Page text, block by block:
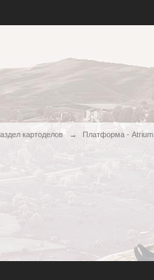
картоделов → Платформа - Atrium